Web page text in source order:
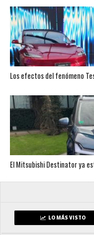
Los efectos del fenómeno
El Mitsubishi Destinator ya
LO MÁS VISTO